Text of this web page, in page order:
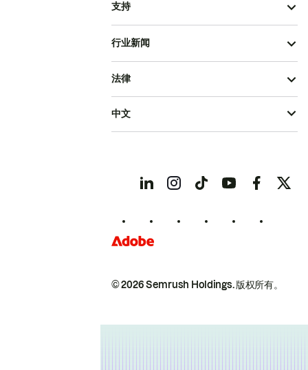
支持
行业新闻
© 2026 Semrush Holdings.版权所有。
法律
中文